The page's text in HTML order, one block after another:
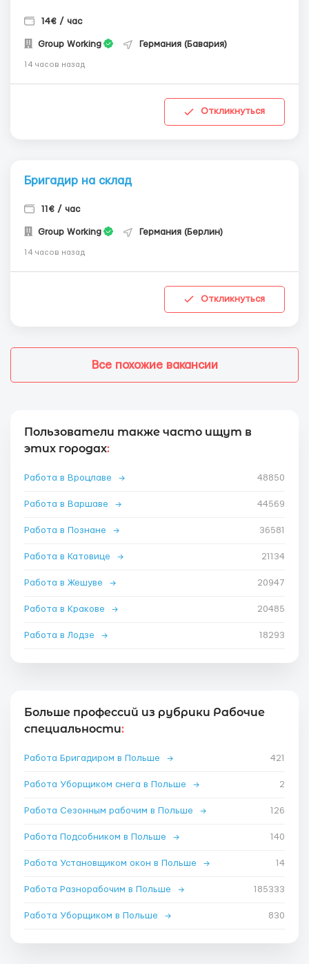
14€ / час
Group Working Германия (Бавария)
14 часов назад
Откликнуться
Бригадир на склад
11€ / час
Group Working Германия (Берлин)
14 часов назад
Откликнуться
Все похожие вакансии
Пользователи также часто ищут в
этих городах:
Работа в Вроцлаве → 48850
Работа в Варшаве → 44569
Работа в Познане → 36581
Работа в Катовице → 21134
Работа в Жешуве → 20947
Работа в Кракове → 20485
Работа в Лодзе → 18293
Больше профессий из рубрики Рабочие
специальности:
Работа Бригадиром в Польше → 421
Работа Уборщиком снега в Польше → 2
Работа Сезонным рабочим в Польше → 126
Работа Подсобником в Польше → 140
Работа Установщиком окон в Польше → 14
Работа Разнорабочим в Польше → 185333
Работа Уборщиком в Польше → 830